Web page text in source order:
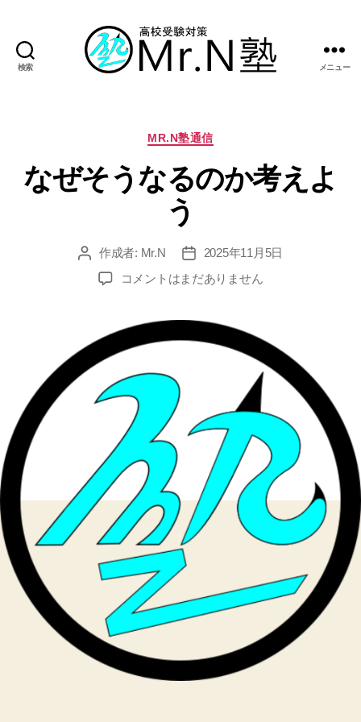
検索 メニュー
カ
ゴ
リ
ー
MR.N塾通信
なぜそうなるのか考えよ
う
投 作成者: Mr.N
投
稿
2025年11月5日
な
う
な
の
か
考
え
う
の
コメントはまだありません